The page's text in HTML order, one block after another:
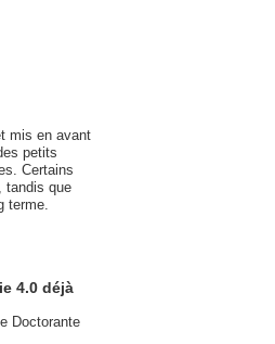
mis en avant
petits
Certains
tandis que
terme.
4.0 déjà
Doctorante